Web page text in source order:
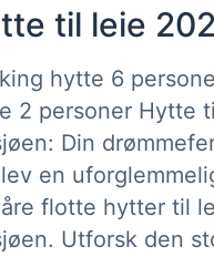
til leie
hytte 6
2 personer Hytte
Din
en
flotte hytter til
Utforsk den